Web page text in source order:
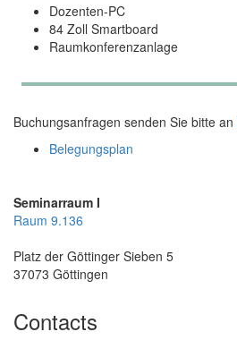
Dozenten-PC
84 Zoll Smartboard
Raumkonferenzanlage
Buchungsanfragen senden Sie bitte an
Belegungsplan
Seminarraum I
Raum 9.136
Platz der Göttinger Sieben 5
37073 Göttingen
Contacts